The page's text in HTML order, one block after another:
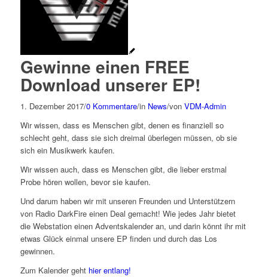
Gewinne einen FREE
Download unserer EP!
1. Dezember 2017/0 Kommentare/in News/von VDM-Admin
Wir wissen, dass es Menschen gibt, denen es finanziell so
schlecht geht, dass sie sich dreimal überlegen müssen, ob sie
sich ein Musikwerk kaufen.
Wir wissen auch, dass es Menschen gibt, die lieber erstmal
Probe hören wollen, bevor sie kaufen.
Und darum haben wir mit unseren Freunden und Unterstützern
von Radio DarkFire einen Deal gemacht! Wie jedes Jahr bietet
die Webstation einen Adventskalender an, und darin könnt ihr mit
etwas Glück einmal unsere EP finden und durch das Los
gewinnen.
Zum Kalender geht hier entlang!